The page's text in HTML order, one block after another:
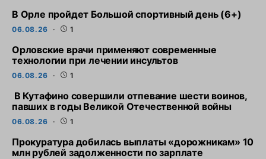
В Орле пройдет Большой спортивный день (6+)
06.08.26 1
Орловские врачи применяют современные
технологии при лечении инсультов
06.08.26 1
В Кутафино совершили отпевание шести воинов,
павших в годы Великой Отечественной войны
06.08.26 1
Прокуратура добилась выплаты «дорожникам» 10
млн рублей задолженности по зарплате